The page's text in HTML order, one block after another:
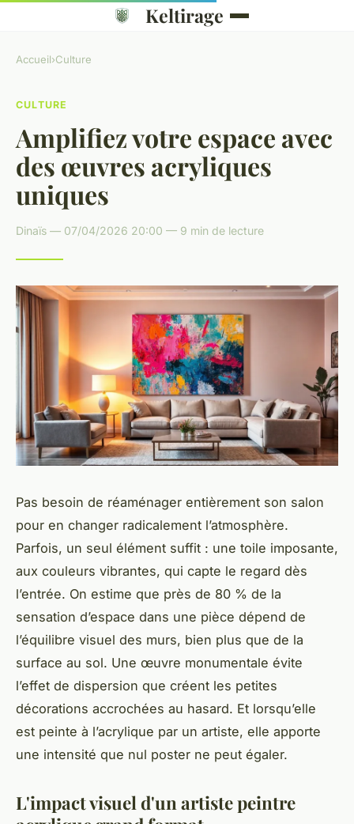
Keltirage
Accueil›Culture
CULTURE
Amplifiez votre espace avec
des œuvres acryliques
uniques
Dinaïs — 07/04/2026 20:00 — 9 min de lecture
Pas besoin de réaménager entièrement son salon
pour en changer radicalement l’atmosphère.
Parfois, un seul élément suffit : une toile imposante,
aux couleurs vibrantes, qui capte le regard dès
l’entrée. On estime que près de 80 % de la
sensation d’espace dans une pièce dépend de
l’équilibre visuel des murs, bien plus que de la
surface au sol. Une œuvre monumentale évite
l’effet de dispersion que créent les petites
décorations accrochées au hasard. Et lorsqu’elle
est peinte à l’acrylique par un artiste, elle apporte
une intensité que nul poster ne peut égaler.
L'impact visuel d'un artiste peintre